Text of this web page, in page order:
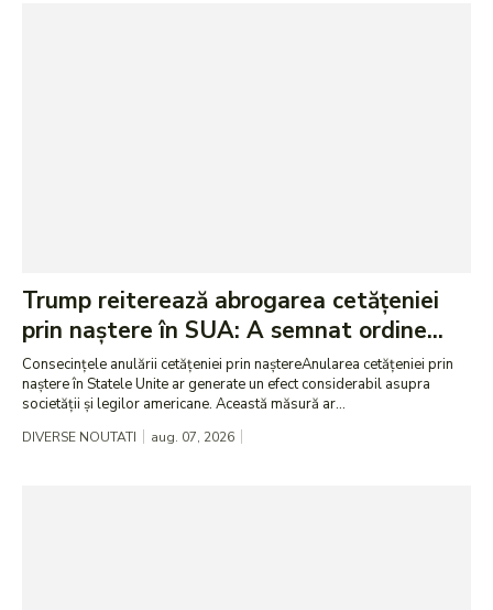
Trump reiterează abrogarea cetățeniei
prin naștere în SUA: A semnat ordine...
Consecințele anulării cetățeniei prin naștereAnularea cetățeniei prin
naștere în Statele Unite ar generate un efect considerabil asupra
societății și legilor americane. Această măsură ar...
DIVERSE NOUTATI aug. 07, 2026